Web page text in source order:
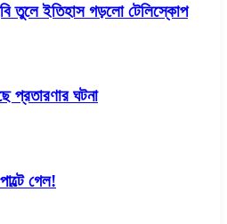
তুলে ইতিহাস গড়লো টেলিস্কোপ
প্রতারণার ঘটনা
গেল!